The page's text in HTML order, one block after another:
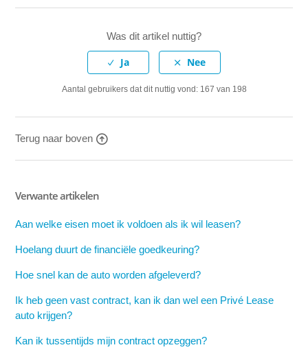
Was dit artikel nuttig?
Aantal gebruikers dat dit nuttig vond: 167 van 198
Terug naar boven
Verwante artikelen
Aan welke eisen moet ik voldoen als ik wil leasen?
Hoelang duurt de financiële goedkeuring?
Hoe snel kan de auto worden afgeleverd?
Ik heb geen vast contract, kan ik dan wel een Privé Lease
auto krijgen?
Kan ik tussentijds mijn contract opzeggen?